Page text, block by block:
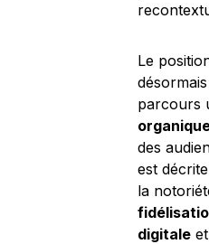
Le
désormais
parcours
des
est
la
digitale